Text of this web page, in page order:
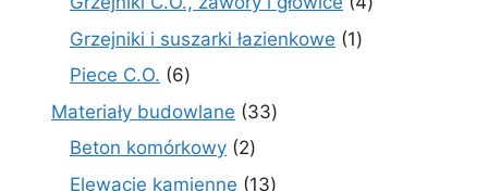
Grzejniki i suszarki łazienkowe 11
Piece C.O. 66
produktów
Materiały budowlane 3333
Beton komórkowy 22
produkty
Elewacje kamienne 1313